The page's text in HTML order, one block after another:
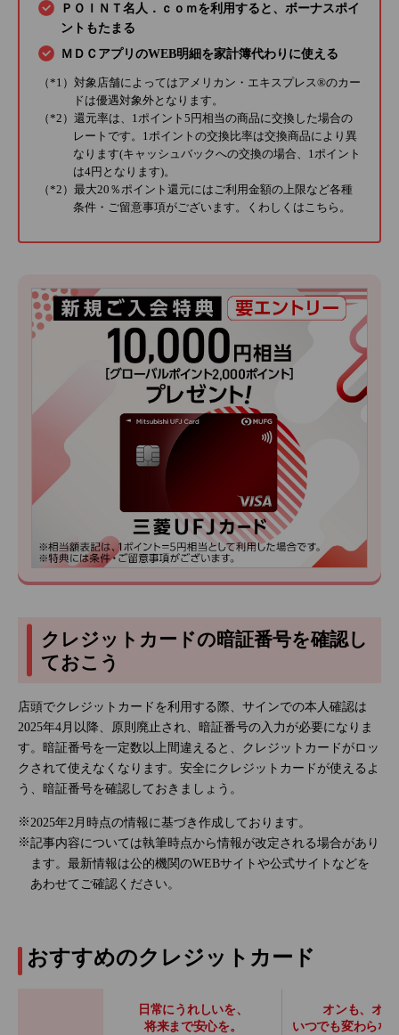
ＰＯＩＮＴ名人．ｃｏｍを利用すると、ボーナスポイ
ントもたまる
ＭＤＣアプリのWEB明細を家計簿代わりに使える
（*1）対象店舗によってはアメリカン・エキスプレス®のカー
ドは優遇対象外となります。
（*2）還元率は、1ポイント5円相当の商品に交換した場合の
レートです。1ポイントの交換比率は交換商品により異
なります(キャッシュバックへの交換の場合、1ポイント
は4円となります)。
（*2）最大20％ポイント還元にはご利用金額の上限など各種
条件・ご留意事項がございます。くわしくは こちら 。
クレジットカードの暗証番号を確認し
ておこう
店頭でクレジットカードを利用する際、サインでの本人確認は
2025年4月以降、原則廃止され、暗証番号の入力が必要になりま
す。暗証番号を一定数以上間違えると、クレジットカードがロッ
クされて使えなくなります。安全にクレジットカードが使えるよ
う、暗証番号を確認しておきましょう。
2025年2月時点の情報に基づき作成しております。
記事内容については執筆時点から情報が改定される場合があり
ます。最新情報は公的機関のWEBサイトや公式サイトなどを
あわせてご確認ください。
おすすめのクレジットカード
日常にうれしいを、
将来まで安心を。
オンも、オフ
いつでも変わらな